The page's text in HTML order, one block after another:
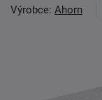
Výrobce: Ahorn